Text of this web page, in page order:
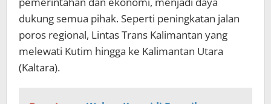
dukung semua pihak. Seperti peningkatan jalan
poros regional, Lintas Trans Kalimantan yang
melewati Kutim hingga ke Kalimantan Utara
(Kaltara).